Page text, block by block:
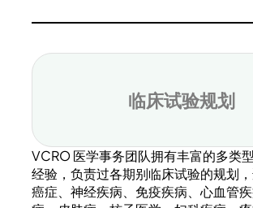
临床试验规划
VCRO 医学事务团队拥有丰富的多类
经验，负责过各期别临床试验的规划
癌症、神经疾病、免疫疾病、心血管